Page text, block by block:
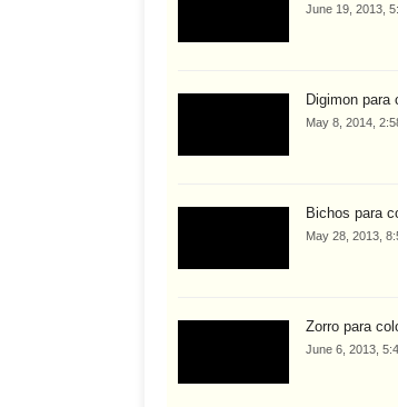
June 19, 2013,
Digimon para
May 8, 2014,
Bichos para
May 28, 2013,
Zorro para
June 6, 2013,